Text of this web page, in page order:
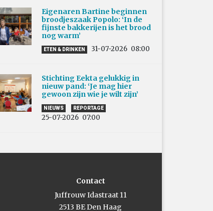
Eigenaren Bartine beginnen
broodjeszaak Popolo: ‘In de
fijnste bakkerijen is het brood
nog warm’
ETEN & DRINKEN 31-07-2026 08:00
Stichting Eekta gelukkig in
nieuw pand: ‘Je mag hier
gewoon zijn wie je wilt zijn’
NIEUWS REPORTAGE
25-07-2026 07:00
Contact
Juffrouw Idastraat 11
2513 BE Den Haag